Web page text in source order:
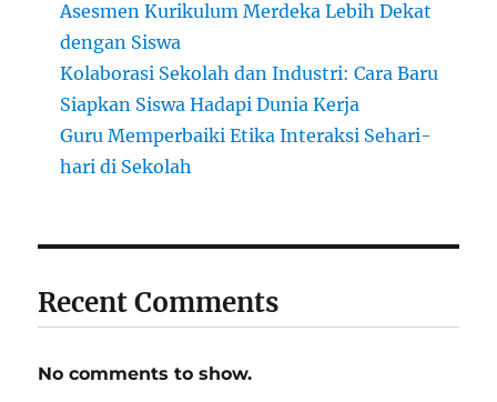
Asesmen Kurikulum Merdeka Lebih Dekat
dengan Siswa
Kolaborasi Sekolah dan Industri: Cara Baru
Siapkan Siswa Hadapi Dunia Kerja
Guru Memperbaiki Etika Interaksi Sehari-
hari di Sekolah
Recent Comments
No comments to show.